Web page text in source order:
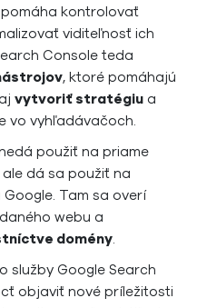
pomáha kontrolovať
viditeľnosť ich
Console teda
, ktoré pomáhajú
vytvoriť stratégiu a
vo vyhľadávačoch.
použiť na priame
dá sa použiť na
Tam sa overí
webu a
domény.
služby Google Search
objaviť nové príležitosti